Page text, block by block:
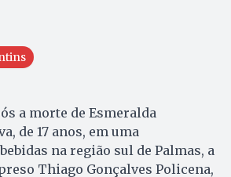
a morte de Esmeralda
de 17 anos, em uma
na região sul de Palmas, a
Thiago Gonçalves Policena,